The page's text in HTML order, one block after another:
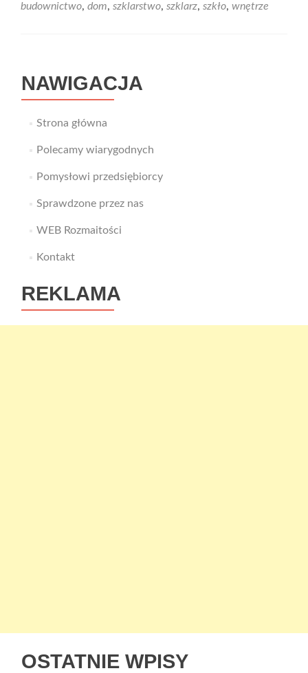
budownictwo, dom, szklarstwo, szklarz, szkło, wnętrze
NAWIGACJA
Strona główna
Polecamy wiarygodnych
Pomysłowi przedsiębiorcy
Sprawdzone przez nas
WEB Rozmaitości
Kontakt
REKLAMA
OSTATNIE WPISY